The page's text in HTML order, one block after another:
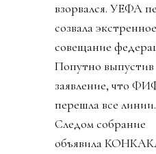
взорвался. УЕФА
созвала экстренное
совещание
Попутно выпустив
заявление, что
перешла все линии.
Следом собрание
объявила